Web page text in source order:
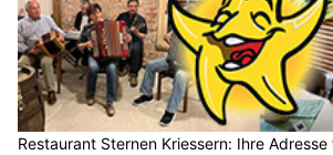
Restaurant Sternen Kriessern: Ihre